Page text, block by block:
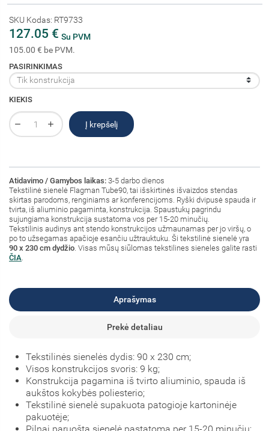
SKU Kodas: RT9733
127.05 € Su PVM
105.00 € be PVM.
PASIRINKIMAS
KIEKIS
Į krepšelį
Atidavimo / Gamybos laikas: 3-5 darbo dienos
Tekstilinė sienelė Flagman Tube90, tai išskirtinės išvaizdos stendas
skirtas parodoms, renginiams ar konferencijoms. Ryški dvipusė spauda ir
tvirta, iš aliuminio pagaminta, konstrukcija. Spaustukų pagrindu
sujungiama konstrukcija sustatoma vos per 15-20 minučių.
Tekstilinis audinys ant stendo konstrukcijos užmaunamas per jo viršų, o
po to užsegamas apačioje esančiu užtrauktuku. Ši tekstilinė sienelė yra
90 x 230 cm dydžio. Visas mūsų siūlomas tekstilines sieneles galite rasti
ČIA.
Aprašymas
Prekė detaliau
Tekstilinės sienelės dydis: 90 x 230 cm;
Visos konstrukcijos svoris: 9 kg;
Konstrukcija pagamina iš tvirto aliuminio, spauda iš
aukštos kokybės poliesterio;
Tekstilinė sienelė supakuota patogioje kartoninėje
pakuotėje;